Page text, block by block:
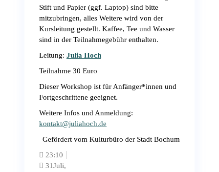
Stift und Papier (ggf. Laptop) sind bitte
mitzubringen, alles Weitere wird von der
Kursleitung gestellt. Kaffee, Tee und Wasser
sind in der Teilnahmegebühr enthalten.
Leitung: Julia Hoch
Teilnahme 30 Euro
Dieser Workshop ist für Anfänger*innen und
Fortgeschrittene geeignet.
Weitere Infos und Anmeldung:
kontakt@juliahoch.de
Gefördert vom Kulturbüro der Stadt Bochum
23:10
31Juli,